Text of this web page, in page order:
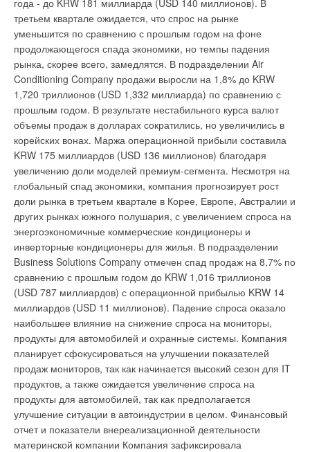
года - до KRW 181 миллиарда (USD 140 миллионов). В
третьем квартале ожидается, что спрос на рынке
уменьшится по сравнению с прошлым годом на фоне
продолжающегося спада экономики, но темпы падения
рынка, скорее всего, замедлятся. В подразделении Air
Conditioning Company продажи выросли на 1,8% до KRW
1,720 триллионов (USD 1,332 миллиарда) по сравнению с
прошлым годом. В результате нестабильного курса валют
объемы продаж в долларах сократились, но увеличились в
корейских вонах. Маржа операционной прибыли составила
KRW 175 миллиардов (USD 136 миллионов) благодаря
увеличению доли моделей премиум-сегмента. Несмотря на
глобальный спад экономики, компания прогнозирует рост
доли рынка в третьем квартале в Корее, Европе, Австралии и
других рынках южного полушария, с увеличением спроса на
энергоэкономичные коммерческие кондиционеры и
инверторные кондиционеры для жилья. В подразделении
Business Solutions Company отмечен спад продаж на 8,7% по
сравнению с прошлым годом до KRW 1,016 триллионов
(USD 787 миллиардов) с операционной прибылью KRW 14
миллиардов (USD 11 миллионов). Падение спроса оказало
наибольшее влияние на снижение спроса на мониторы,
продукты для автомобилей и охранные системы. Компания
планирует сфокусироваться на улучшении показателей
продаж мониторов, так как начинается высокий сезон для IT
продуктов, а также ожидается увеличение спроса на
продукты для автомобилей, так как предполагается
улучшение ситуации в автоиндустрии в целом. Финансовый
отчет и показатели внереализационной деятельности
материнской компании Компания зафиксировала